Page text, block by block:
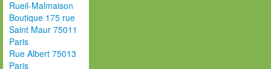
Rueil-Malmaison
Boutique 175 rue
Saint Maur 75011
Paris
Rue Albert 75013
Paris